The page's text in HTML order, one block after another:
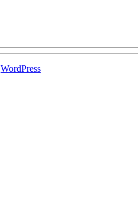
WordPress